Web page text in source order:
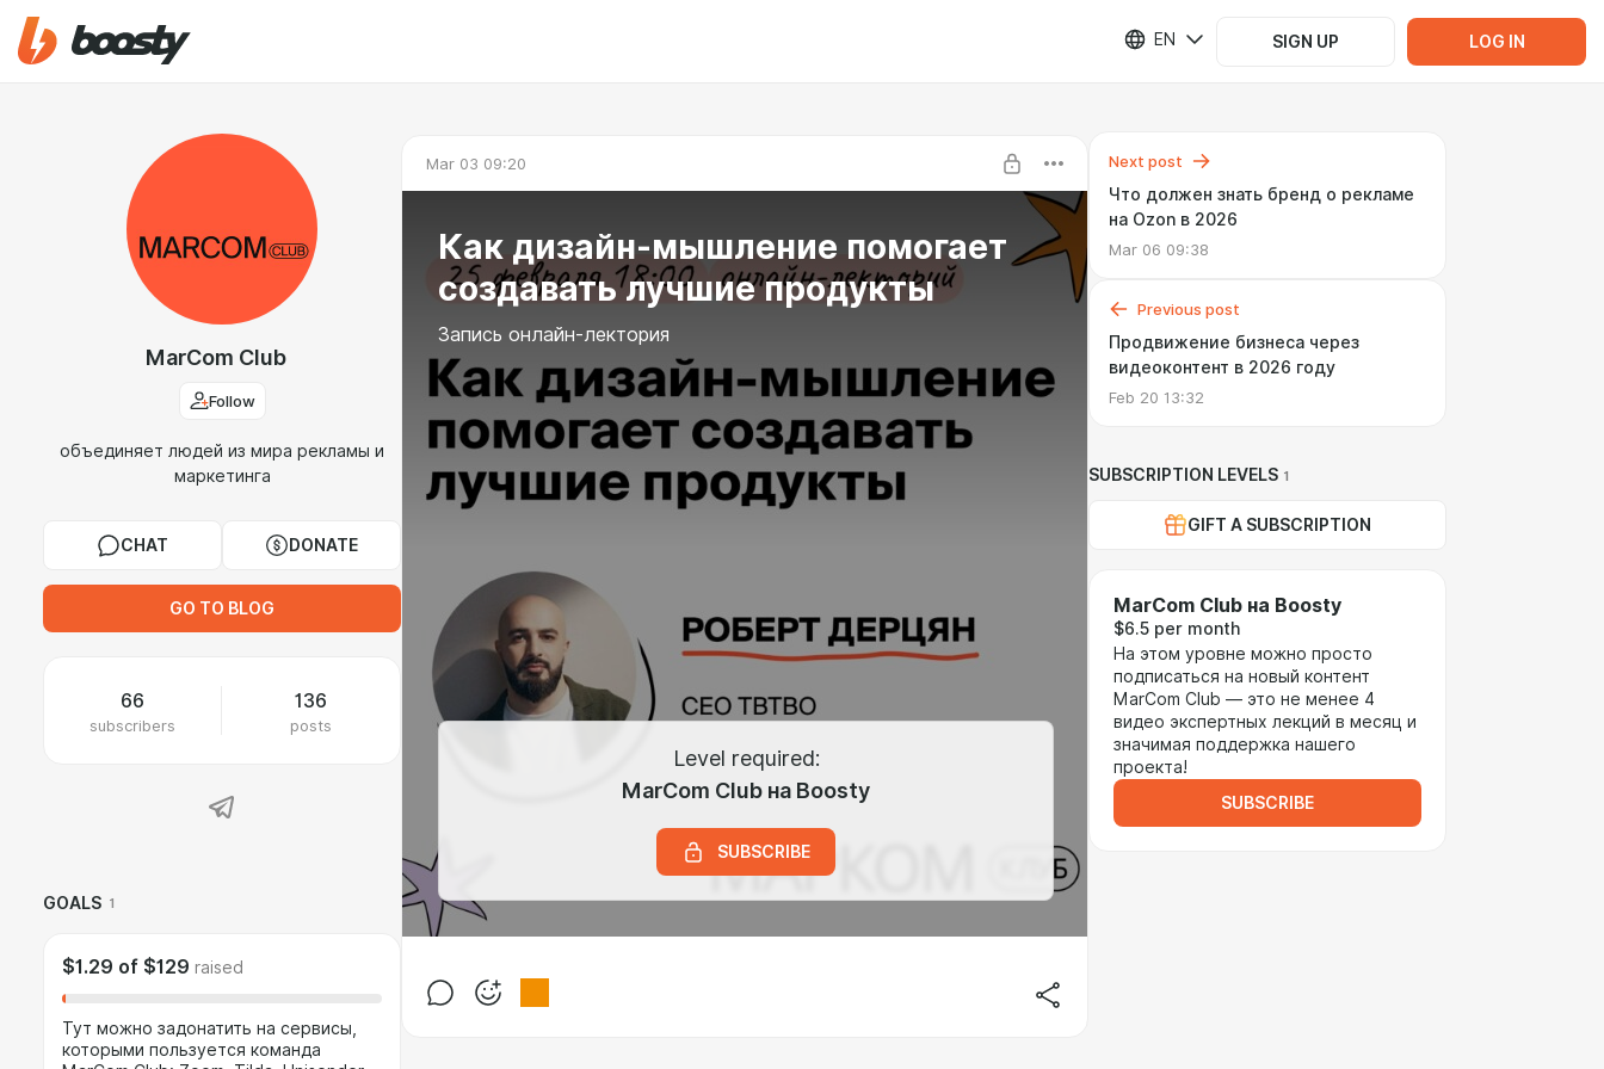
EN SIGN UP LOG IN
MarCom Club
Follow
объединяет людей из мира рекламы и
маркетинга
CHAT DONATE
GO TO BLOG
66
subscribers
136
posts
GOALS 1
$1.29 of $129 raised
Тут можно задонатить на сервисы,
которыми пользуется команда
Mar 03 09:20
Как дизайн-мышление помогает
создавать лучшие продукты
Запись онлайн-лектория
Level required:
MarCom Club на Boosty
SUBSCRIBE
Next post
Что должен знать бренд о рекламе
на Ozon в 2026
Mar 06 09:38
Previous post
Продвижение бизнеса через
видеоконтент в 2026 году
Feb 20 13:32
SUBSCRIPTION LEVELS 1
GIFT A SUBSCRIPTION
MarCom Club на Boosty
$6.5 per month
На этом уровне можно просто
подписаться на новый контент
MarCom Club — это не менее 4
видео экспертных лекций в месяц и
значимая поддержка нашего
проекта!
SUBSCRIBE